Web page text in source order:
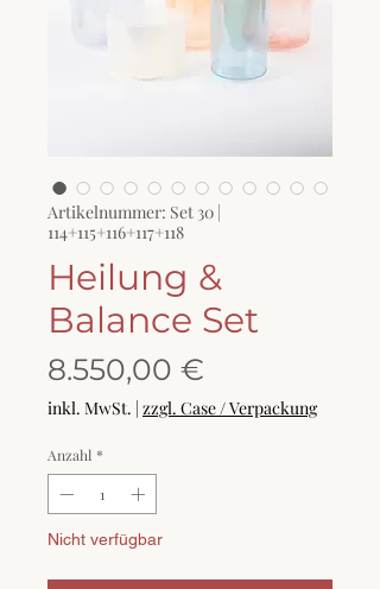
Artikelnummer: Set 30 |
114+115+116+117+118
Heilung &
Balance Set
8.550,00 €
inkl. MwSt. zzgl. Case / Verpackung
Anzahl *
Nicht verfügbar